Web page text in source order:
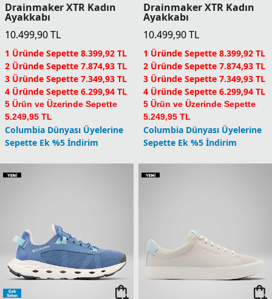
Drainmaker XTR Kadın
Ayakkabı
10.499,90TL
1 Üründe Sepette 8.399,92 TL
2 Üründe Sepette 7.874,93 TL
3 Üründe Sepette 7.349,93 TL
4 Üründe Sepette 6.299,94 TL
5 Ürün ve Üzerinde Sepette
5.249,95 TL
Columbia Dünyası Üyelerine
Sepette Ek %5 İndirim
Drainmaker XTR Kadın
Ayakkabı
10.499,90TL
1 Üründe Sepette 8.399,92 TL
2 Üründe Sepette 7.874,93 TL
3 Üründe Sepette 7.349,93 TL
4 Üründe Sepette 6.299,94 TL
5 Ürün ve Üzerinde Sepette
5.249,95 TL
Columbia Dünyası Üyelerine
Sepette Ek %5 İndirim